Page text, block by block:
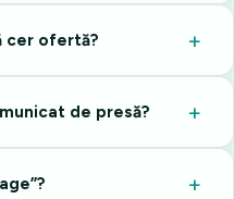
cer ofertă?
de presă?